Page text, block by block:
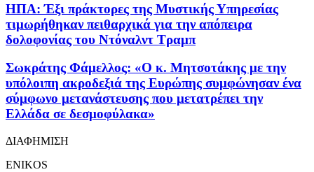
ΗΠΑ: Έξι πράκτορες της Μυστικής Υπηρεσίας
τιμωρήθηκαν πειθαρχικά για την απόπειρα
δολοφονίας του Ντόναλντ Τραμπ
Σωκράτης Φάμελλος: «Ο κ. Μητσοτάκης με την
υπόλοιπη ακροδεξιά της Ευρώπης συμφώνησαν ένα
σύμφωνο μετανάστευσης που μετατρέπει την
Ελλάδα σε δεσμοφύλακα»
ΔΙΑΦΗΜΙΣΗ
ENIKOS